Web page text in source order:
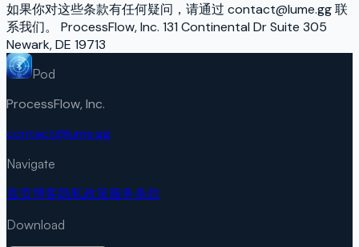
如果你对这些条款有任何疑问，请通过 contact@lume.gg 联
系我们。 ProcessFlow, Inc. 131 Continental Dr Suite 305
Newark, DE 19713
Pod
ProcessFlow, Inc.
contact@lume.gg
Navigate
首页博客隐私政策服务条款
Download